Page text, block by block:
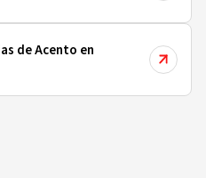
de Acento en